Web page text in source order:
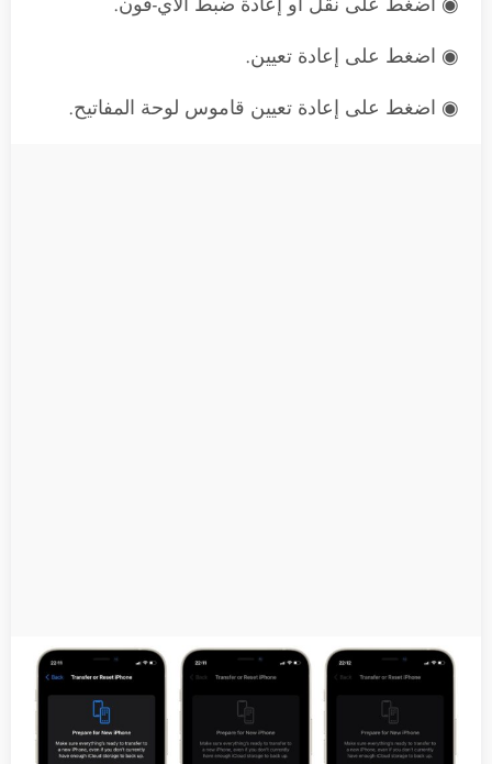
◉ اضغط على إعادة تعيين.
◉ اضغط على إعادة تعيين قاموس لوحة المفاتيح.